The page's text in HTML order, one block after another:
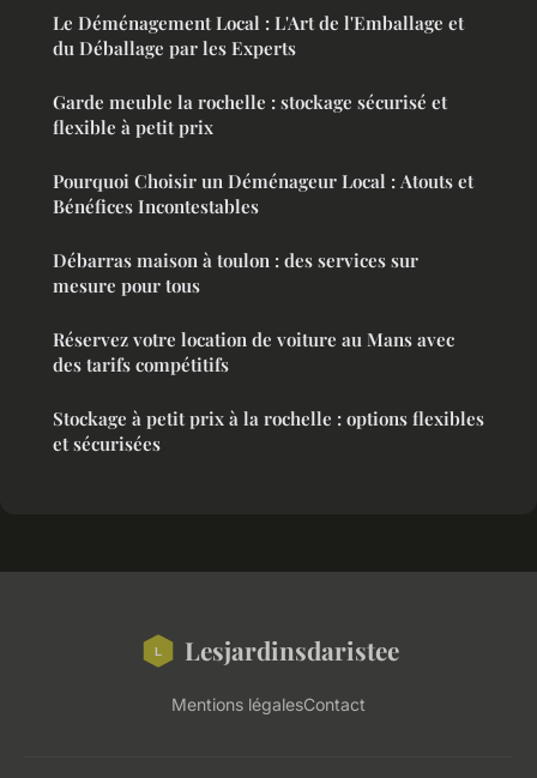
Le Déménagement Local : L'Art de l'Emballage et
du Déballage par les Experts
Garde meuble la rochelle : stockage sécurisé et
flexible à petit prix
Pourquoi Choisir un Déménageur Local : Atouts et
Bénéfices Incontestables
Débarras maison à toulon : des services sur
mesure pour tous
Réservez votre location de voiture au Mans avec
des tarifs compétitifs
Stockage à petit prix à la rochelle : options flexibles
et sécurisées
Lesjardinsdaristee
Mentions légalesContact